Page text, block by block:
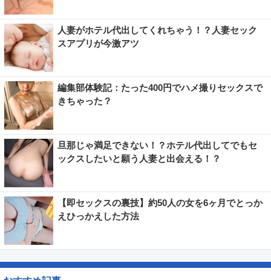
人妻がホテル代出してくれちゃう！？人妻セック
スアプリが今激アツ
編集部体験記：たった400円でハメ撮りセックスで
きちゃった？
旦那じゃ満足できない！？ホテル代出してでもセ
ックスしたいと願う人妻と出会える！？
【即セックスの裏技】約50人の女を6ヶ月でとっか
えひっかえした方法